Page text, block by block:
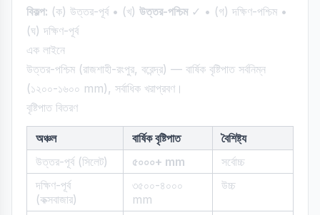
বিকল্প: (ক) উত্তর-পূর্ব • (খ) উত্তর-পশ্চিম✓ • (গ) দক্ষিণ-পশ্চিম •
(ঘ) দক্ষিণ-পূর্ব
এক লাইনে
উত্তর-পশ্চিম (রাজশাহী-রংপুর, বরেন্দ্র) — বার্ষিক বৃষ্টিপাত সর্বনিম্ন
(১২০০-১৬০০ mm), সর্বাধিক খরাপ্রবণ।
বৃষ্টিপাত বিতরণ
অঞ্চল বার্ষিক বৃষ্টিপাত
বৈশিষ্ট্য
উত্তর-পূর্ব (সিলেট)
৫০০০+ mm
সর্বোচ্চ
দক্ষিণ-পূর্ব
(কক্সবাজার)
৩৫০০-৪০০০
mm
উচ্চ